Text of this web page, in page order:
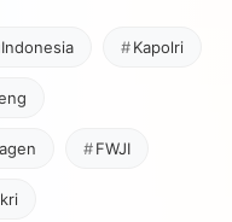
Kapolri
FWJI